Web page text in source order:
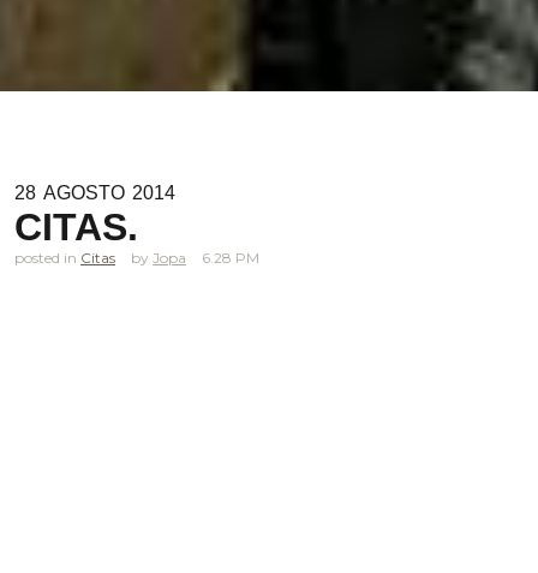
28 AGOSTO 2014
CITAS.
posted in Citas Jopa 6.28 PM